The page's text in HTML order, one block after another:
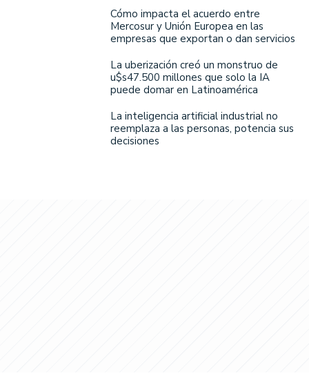
Cómo impacta el acuerdo entre
Mercosur y Unión Europea en las
empresas que exportan o dan servicios
La uberización creó un monstruo de
u$s47.500 millones que solo la IA
puede domar en Latinoamérica
La inteligencia artificial industrial no
reemplaza a las personas, potencia sus
decisiones